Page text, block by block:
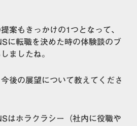
案もきっかけの1つとなって、
に転職を決めた時の体験談のブ
ましたね。
後の展望について教えてくださ
はホラクラシー（社内に役職や